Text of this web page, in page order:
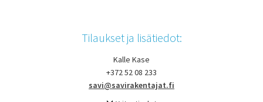
Tilaukset ja lisätiedot:
Kalle Kase
+372 52 08 233
savi@savirakentajat.fi